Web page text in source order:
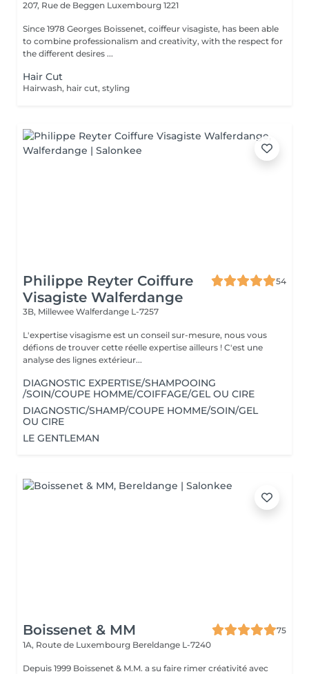
207, Rue de Beggen Luxembourg 1221
Since 1978 Georges Boissenet, coiffeur visagiste, has been able
to combine professionalism and creativity, with the respect for
the different desires ...
Hair Cut
Hairwash, hair cut, styling
Philippe Reyter Coiffure
Visagiste Walferdange
54
3B, Millewee Walferdange L-7257
L'expertise visagisme est un conseil sur-mesure, nous vous
défions de trouver cette réelle expertise ailleurs ! C'est une
analyse des lignes extérieur...
DIAGNOSTIC EXPERTISE/SHAMPOOING
/SOIN/COUPE HOMME/COIFFAGE/GEL OU CIRE
DIAGNOSTIC/SHAMP/COUPE HOMME/SOIN/GEL
OU CIRE
LE GENTLEMAN
Boissenet & MM
75
1A, Route de Luxembourg Bereldange L-7240
Depuis 1999 Boissenet & M.M. a su faire rimer créativité avec